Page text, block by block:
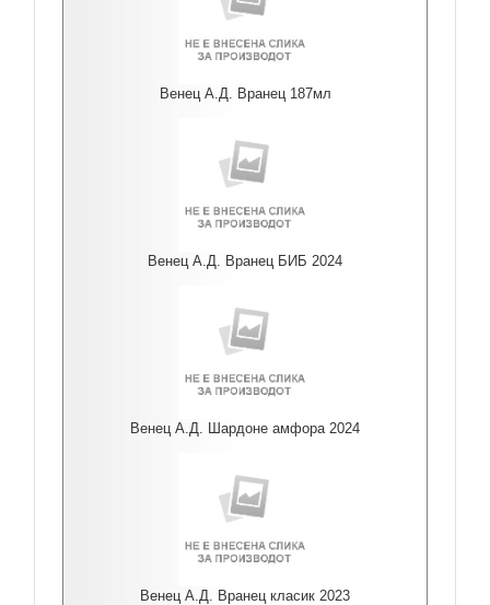
Венец А.Д. Вранец 187мл
Венец А.Д. Вранец БИБ 2024
Венец А.Д. Шардоне амфора 2024
Венец А.Д. Вранец класик 2023